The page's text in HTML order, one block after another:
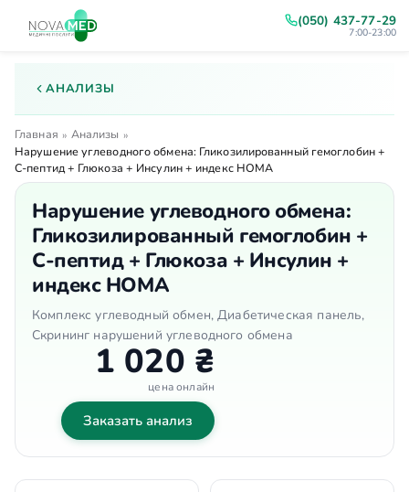
(050) 437-77-29
7:00-23:00
АНАЛИЗЫ
Главная » Анализы »
Нарушение углеводного обмена: Гликозилированный гемоглобин +
С-пептид + Глюкоза + Инсулин + индекс НОМА
Нарушение углеводного обмена:
Гликозилированный гемоглобин +
С-пептид + Глюкоза + Инсулин +
индекс НОМА
Комплекс углеводный обмен, Диабетическая панель,
Скрининг нарушений углеводного обмена
1 020 ₴
цена онлайн
Заказать анализ